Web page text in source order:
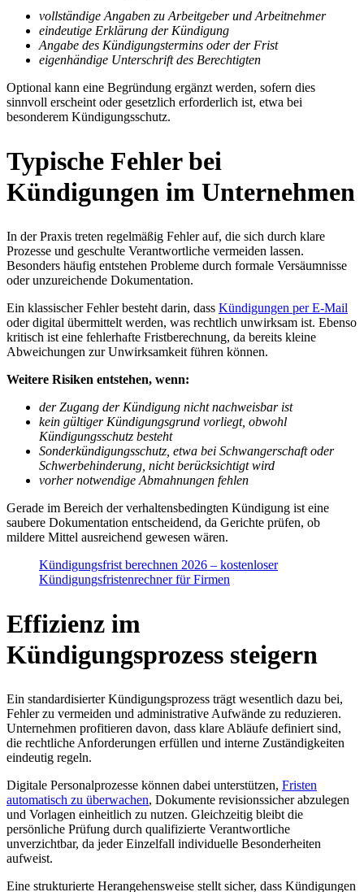
vollständige Angaben zu Arbeitgeber und Arbeitnehmer
eindeutige Erklärung der Kündigung
Angabe des Kündigungstermins oder der Frist
eigenhändige Unterschrift des Berechtigten
Optional kann eine Begründung ergänzt werden, sofern dies
sinnvoll erscheint oder gesetzlich erforderlich ist, etwa bei
besonderem Kündigungsschutz.
Typische Fehler bei
Kündigungen im Unternehmen
In der Praxis treten regelmäßig Fehler auf, die sich durch klare
Prozesse und geschulte Verantwortliche vermeiden lassen.
Besonders häufig entstehen Probleme durch formale Versäumnisse
oder unzureichende Dokumentation.
Ein klassischer Fehler besteht darin, dass Kündigungen per E-Mail
oder digital übermittelt werden, was rechtlich unwirksam ist. Ebenso
kritisch ist eine fehlerhafte Fristberechnung, da bereits kleine
Abweichungen zur Unwirksamkeit führen können.
Weitere Risiken entstehen, wenn:
der Zugang der Kündigung nicht nachweisbar ist
kein gültiger Kündigungsgrund vorliegt, obwohl
Kündigungsschutz besteht
Sonderkündigungsschutz, etwa bei Schwangerschaft oder
Schwerbehinderung, nicht berücksichtigt wird
vorher notwendige Abmahnungen fehlen
Gerade im Bereich der verhaltensbedingten Kündigung ist eine
saubere Dokumentation entscheidend, da Gerichte prüfen, ob
mildere Mittel ausreichend gewesen wären.
Kündigungsfrist berechnen 2026 – kostenloser
Kündigungsfristenrechner für Firmen
Effizienz im
Kündigungsprozess steigern
Ein standardisierter Kündigungsprozess trägt wesentlich dazu bei,
Fehler zu vermeiden und administrative Aufwände zu reduzieren.
Unternehmen profitieren davon, dass klare Abläufe definiert sind,
die rechtliche Anforderungen erfüllen und interne Zuständigkeiten
eindeutig regeln.
Digitale Personalprozesse können dabei unterstützen, Fristen
automatisch zu überwachen, Dokumente revisionssicher abzulegen
und Vorlagen einheitlich zu nutzen. Gleichzeitig bleibt die
persönliche Prüfung durch qualifizierte Verantwortliche
unverzichtbar, da jeder Einzelfall individuelle Besonderheiten
aufweist.
Eine strukturierte Herangehensweise stellt sicher, dass Kündigungen